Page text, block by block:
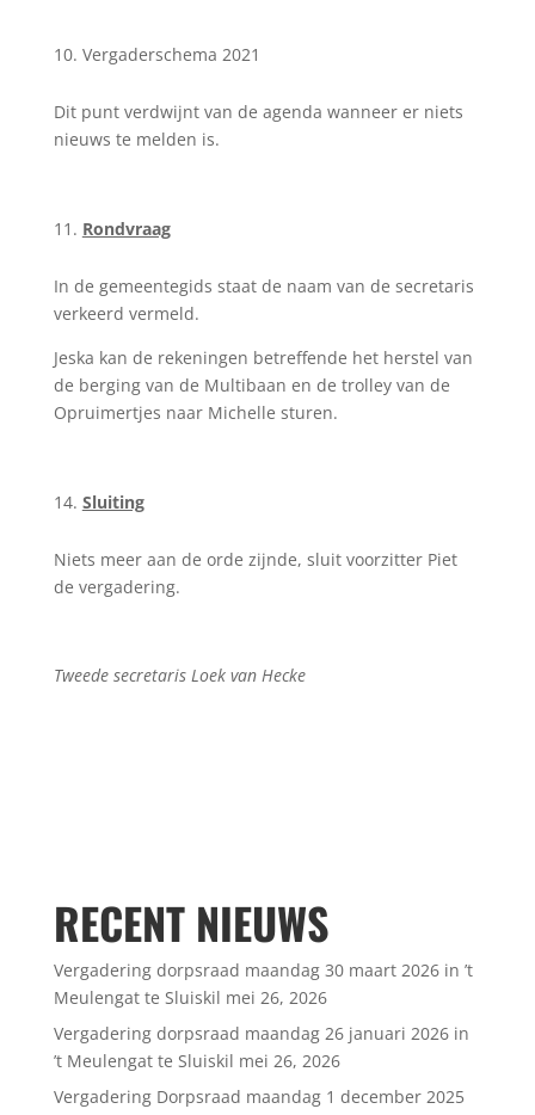
Vergaderschema 2021
Dit punt verdwijnt van de agenda wanneer er niets
nieuws te melden is.
Rondvraag
In de gemeentegids staat de naam van de secretaris
verkeerd vermeld.
Jeska kan de rekeningen betreffende het herstel van
de berging van de Multibaan en de trolley van de
Opruimertjes naar Michelle sturen.
Sluiting
Niets meer aan de orde zijnde, sluit voorzitter Piet
de vergadering.
Tweede secretaris Loek van Hecke
RECENT NIEUWS
Vergadering dorpsraad maandag 30 maart 2026 in ’t
Meulengat te Sluiskil mei 26, 2026
Vergadering dorpsraad maandag 26 januari 2026 in
’t Meulengat te Sluiskil mei 26, 2026
Vergadering Dorpsraad maandag 1 december 2025